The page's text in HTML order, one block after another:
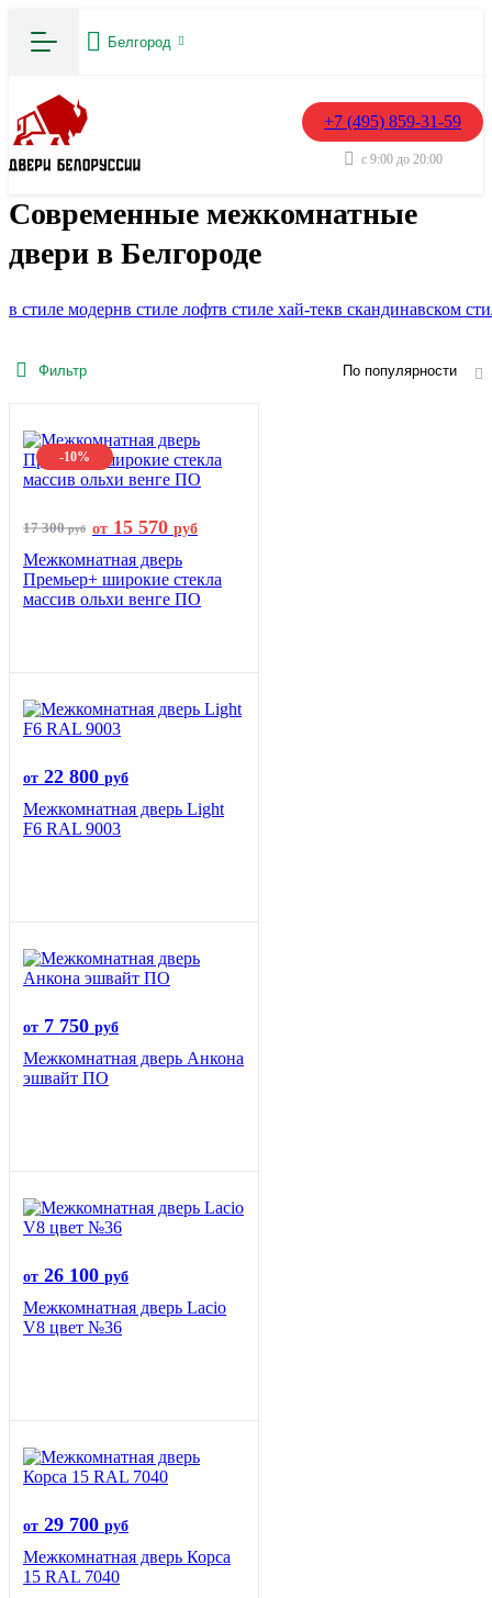
Белгород
+7 (495) 859-31-59
с 9:00 до 20:00
Современные межкомнатные
двери в Белгороде
в стиле модернв стиле лофтв стиле хай-текв скандинавском
Фильтр По популярности
-10%
17 300руб от 15 570 руб
Межкомнатная дверь
Премьер+ широкие стекла
массив ольхи венге ПО
от 22 800 руб
Межкомнатная дверь Light
F6 RAL 9003
от 7 750 руб
Межкомнатная дверь Анкона
эшвайт ПО
от 26 100 руб
Межкомнатная дверь Lacio
V8 цвет №36
от 29 700 руб
Межкомнатная дверь Корса
15 RAL 7040